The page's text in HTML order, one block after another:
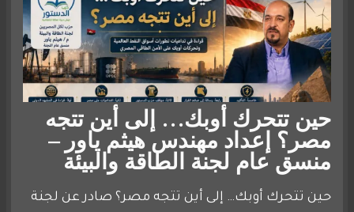
حين تتحرك أوبك… إلى أين تتجه
مصر؟ إعداد مهندس هيثم ياور –
منسق عام لجنة الطاقة والبيئة
حين تتحرك أوبك… إلى أين تتجه مصر؟ صادر عن لجنة